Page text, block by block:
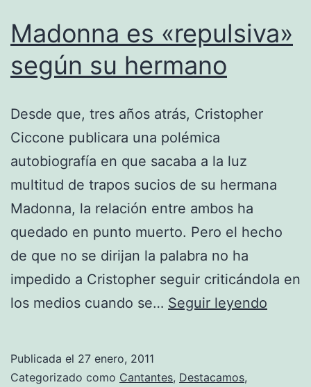
Madonna es «repulsiva»
según su hermano
Desde que, tres años atrás, Cristopher
Ciccone publicara una polémica
autobiografía en que sacaba a la luz
multitud de trapos sucios de su hermana
Madonna, la relación entre ambos ha
quedado en punto muerto. Pero el hecho
de que no se dirijan la palabra no ha
impedido a Cristopher seguir criticándola en
los medios cuando se… Seguir leyendo
Publicada el 27 enero, 2011
Categorizado como Cantantes, Destacamos,